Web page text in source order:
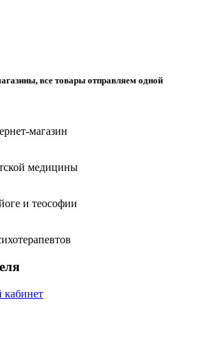
все товары отправляем одной
магазин
медицины
и теософии